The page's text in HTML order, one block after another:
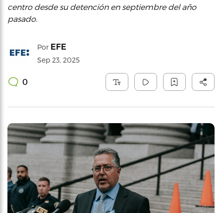
centro desde su detención en septiembre del año
pasado.
Por EFE
Sep 23, 2025
0